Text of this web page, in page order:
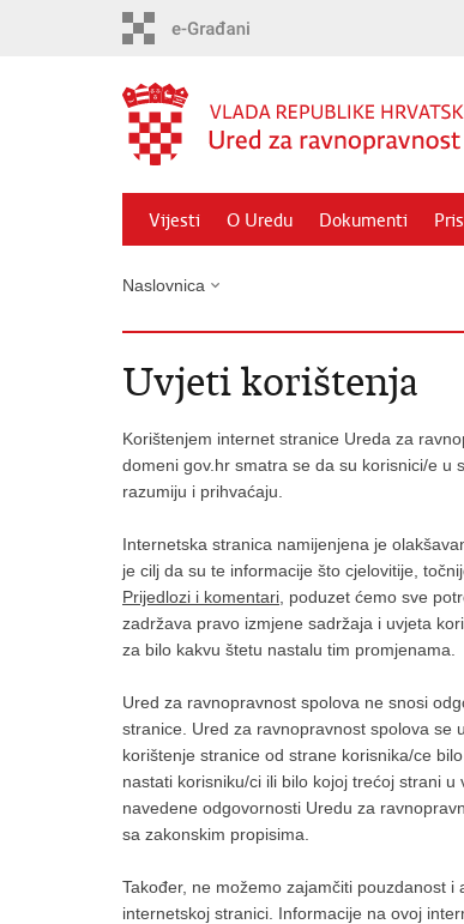
Vijesti O Uredu Dokumenti
Naslovnica
Uvjeti korištenja
Korištenjem internet stranice Ureda za
domeni gov.hr smatra se da su korisnici/e u
razumiju i prihvaćaju.
Internetska stranica namijenjena je
je cilj da su te informacije što cjelovitije,
Prijedlozi i komentari , poduzet ćemo sve
zadržava pravo izmjene sadržaja i uvjeta
za bilo kakvu štetu nastalu tim promjenama.
Ured za ravnopravnost spolova ne snosi
stranice. Ured za ravnopravnost spolova se
korištenje stranice od strane korisnika/ce
nastati korisniku/ci ili bilo kojoj trećoj strani
navedene odgovornosti Uredu za
sa zakonskim propisima.
Također, ne možemo zajamčiti pouzdanost
internetskoj stranici. Informacije na ovoj